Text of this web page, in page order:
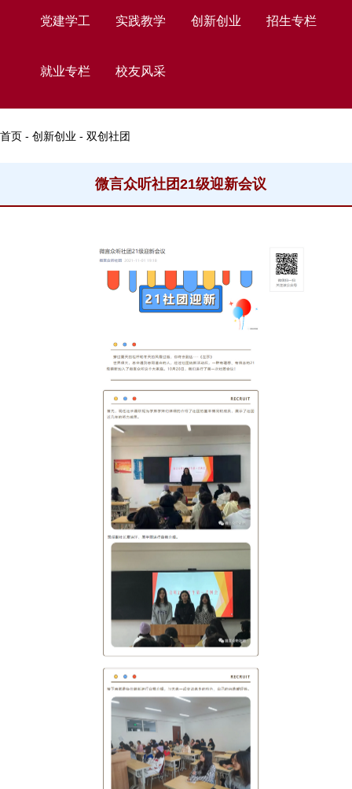
党建学工 实践教学 创新创业 招生专栏
就业专栏 校友风采
首页 - 创新创业 - 双创社团
微言众听社团21级迎新会议